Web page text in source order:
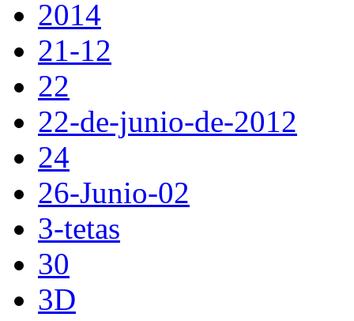
2014
21-12
22
22-de-junio-de-2012
24
26-Junio-02
3-tetas
30
3D